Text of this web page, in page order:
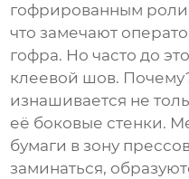
гофрированным
что замечают
гофра. Но часто до
клеевой шов.
изнашивается не
её боковые стенки.
бумаги в зону
заминаться,